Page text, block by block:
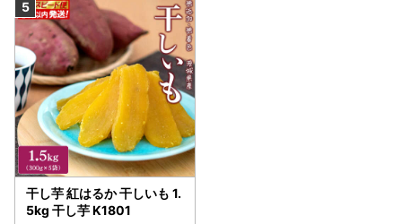
干し芋 紅はるか 干しいも 1.
5kg 干し芋 K1801